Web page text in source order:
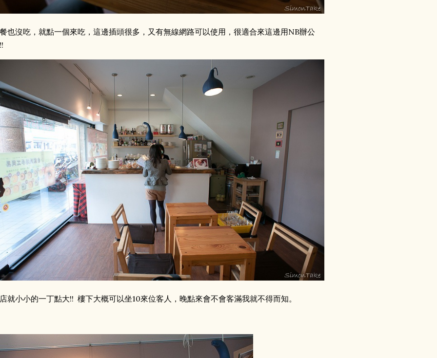
也沒吃，就點一個來吃，這邊插頭很多，又有無線網路可以使用，很適合來這邊用NB辦公
就小小的一丁點大!! 樓下大概可以坐10來位客人，晚點來會不會客滿我就不得而知。